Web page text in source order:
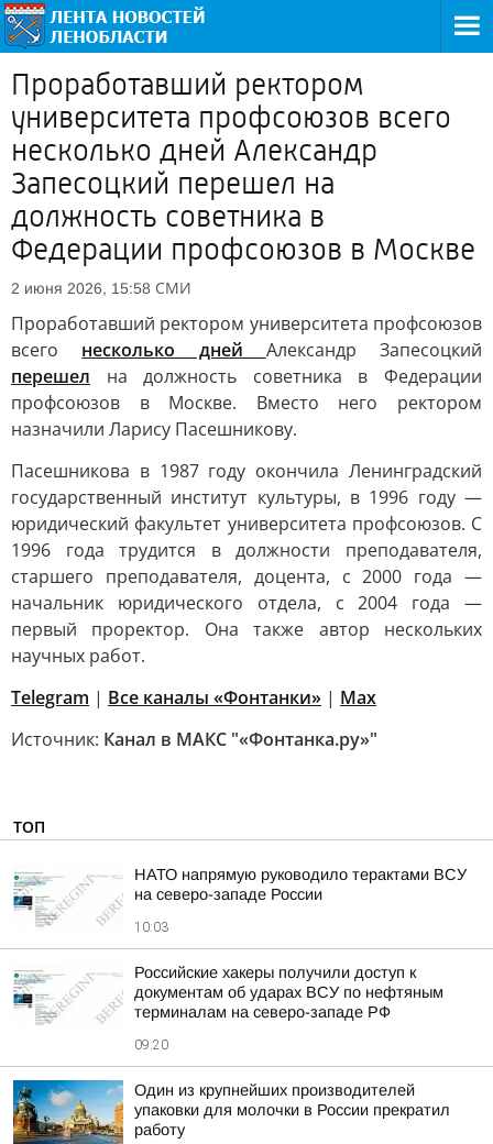
Проработавший ректором
университета профсоюзов всего
несколько дней Александр
Запесоцкий перешел на
должность советника в
Федерации профсоюзов в Москве
2 июня 2026, 15:58 СМИ
Проработавший ректором университета профсоюзов
всего несколько дней Александр Запесоцкий
перешел на должность советника в Федерации
профсоюзов в Москве. Вместо него ректором
назначили Ларису Пасешникову.
Пасешникова в 1987 году окончила Ленинградский
государственный институт культуры, в 1996 году —
юридический факультет университета профсоюзов. С
1996 года трудится в должности преподавателя,
старшего преподавателя, доцента, с 2000 года —
начальник юридического отдела, с 2004 года —
первый проректор. Она также автор нескольких
научных работ.
Telegram | Все каналы «Фонтанки» | Max
Источник: Канал в МАКС "«Фонтанка.ру»"
ТОП
НАТО напрямую руководило терактами ВСУ
на северо-западе России
10:03
Российские хакеры получили доступ к
документам об ударах ВСУ по нефтяным
терминалам на северо-западе РФ
09:20
Один из крупнейших производителей
упаковки для молочки в России прекратил
работу